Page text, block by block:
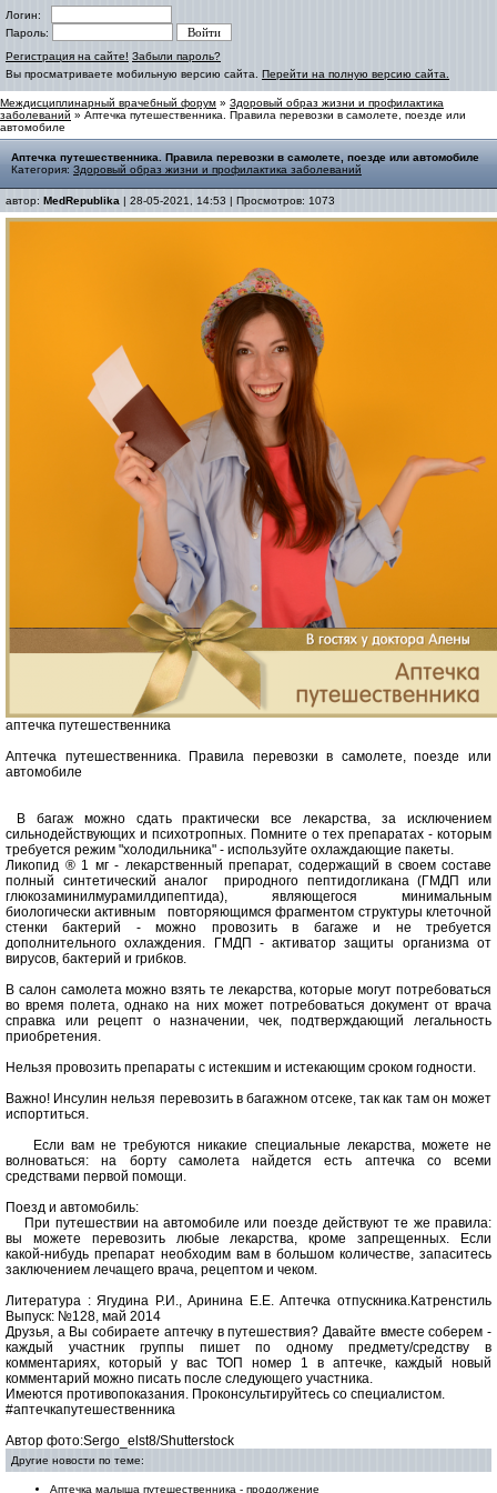
Логин:
Пароль:
Регистрация на сайте! Забыли пароль?
Вы просматриваете мобильную версию сайта. Перейти на полную версию сайта.
Междисциплинарный врачебный форум » Здоровый образ жизни и профилактика
заболеваний » Аптечка путешественника. Правила перевозки в самолете, поезде или
автомобиле
Аптечка путешественника. Правила перевозки в самолете, поезде или автомобиле
Категория: Здоровый образ жизни и профилактика заболеваний
автор: MedRepublika | 28-05-2021, 14:53 | Просмотров: 1073
аптечка путешественника
Аптечка путешественника. Правила перевозки в самолете, поезде или
автомобиле
В багаж можно сдать практически все лекарства, за исключением
сильнодействующих и психотропных. Помните о тех препаратах - которым
требуется режим "холодильника" - используйте охлаждающие пакеты.
Ликопид ® 1 мг - лекарственный препарат, содержащий в своем составе
полный синтетический аналог природного пептидогликана (ГМДП или
глюкозаминилмурамилдипептида), являющегося минимальным
биологически активным повторяющимся фрагментом структуры клеточной
стенки бактерий - можно провозить в багаже и не требуется
дополнительного охлаждения. ГМДП - активатор защиты организма от
вирусов, бактерий и грибков.
В салон самолета можно взять те лекарства, которые могут потребоваться
во время полета, однако на них может потребоваться документ от врача
справка или рецепт о назначении, чек, подтверждающий легальность
приобретения.
Нельзя провозить препараты с истекшим и истекающим сроком ­годности.
Важно! Инсулин нельзя перевозить в багажном отсеке, так как там он может
­испортиться.
Если вам не требуются никакие специальные лекарства, можете не
волноваться: на борту самолета найдется есть аптечка со всеми
средствами первой ­помощи.
Поезд и автомобиль:
При путешествии на автомобиле или поезде действуют те же правила:
вы можете перевозить любые лекарства, кроме запрещенных. Если
какой‑нибудь препарат необходим вам в большом количестве, запаситесь
заключением лечащего врача, рецептом и ­чеком.
Литература : Ягудина Р.И., Аринина Е.Е. Аптечка отпускника.Катренстиль
Выпуск: №128, май 2014
Друзья, а Вы собираете аптечку в путешествия? Давайте вместе соберем -
каждый участник группы пишет по одному предмету/средству в
комментариях, который у вас ТОП номер 1 в аптечке, каждый новый
комментарий можно писать после следующего участника.
Имеются противопоказания. Проконсультируйтесь со специалистом.
#аптечкапутешественника
Автор фото:Sergo_elst8/Shutterstock
Другие новости по теме:
Аптечка малыша путешественника - продолжение